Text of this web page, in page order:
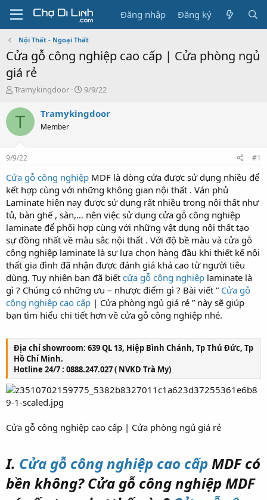
Đăng nhập Đăng ký
Nội Thất - Ngoại Thất
Cửa gỗ công nghiệp cao cấp | Cửa phòng ngủ
giá rẻ
T
r
a
s
t
a
r
t
e
r
Tramykingdoor
N
à
y
9/9/22
T Tramykingdoor
Member
9/9/22 #1
Cửa gỗ công nghiệp MDF là dòng cửa được sử dụng nhiều để
kết hợp cùng với những không gian nội thất . Ván phủ
Laminate hiện nay được sử dụng rất nhiều trong nội thất như
tủ, bàn ghế , sàn,… nên việc sử dụng cửa gỗ công nghiệp
laminate để phối hợp cùng với những vật dụng nội thất tạo
sự đồng nhất về màu sắc nội thất . Với độ bề màu và cửa gỗ
công nghiệp laminate là sự lựa chọn hàng đầu khi thiết kế nội
thất gia đình đã nhận được đánh giá khá cao từ người tiêu
dùng. Tuy nhiên bạn đã biết cửa gỗ công nghiệp laminate là
gì ? Chúng có những ưu – nhược điểm gì ? Bài viết ” Cửa gỗ
công nghiệp cao cấp | Cửa phòng ngủ giá rẻ ” này sẽ giúp
bạn tìm hiểu chi tiết hơn về cửa gỗ công nghiệp nhé.
Địa chỉ showroom: 639 QL 13, Hiệp Bình Chánh, Tp Thủ Đức, Tp
Hồ Chí Minh.
Hotline 24/7 : 0888.247.027 ( NVKD Trà My)
Cửa gỗ công nghiệp cao cấp | Cửa phòng ngủ giá rẻ
I. Cửa gỗ công nghiệp cao cấp MDF có
bền không? Cửa gỗ công nghiệp MDF